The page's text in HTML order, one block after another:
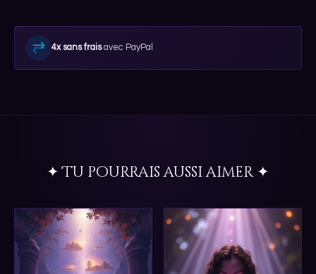
4x sans fraisavec PayPal
✦ Tu pourrais aussi aimer ✦